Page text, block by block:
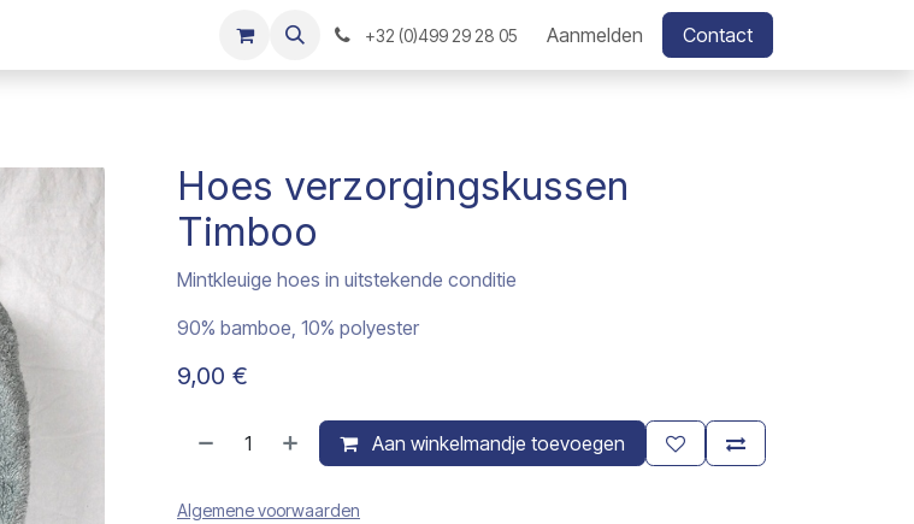
+32 (0)499 29 28 05 Aanmelden Contact
Hoes verzorgingskussen
Timboo
Mintkleuige hoes in uitstekende conditie
90% bamboe, 10% polyester
9,00 €
Aan winkelmandje toevoegen
Algemene voorwaarden